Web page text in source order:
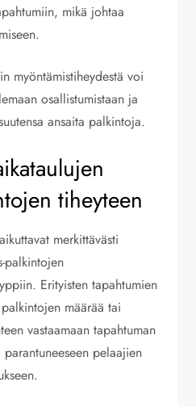
mikä johtaa
myöntämistiheydestä voi
osallistumistaan ja
ansaita palkintoja.
tiheyteen
merkittävästi
palkintojen
Erityisten tapahtumien
määrää tai
vastaamaan tapahtuman
pelaajien